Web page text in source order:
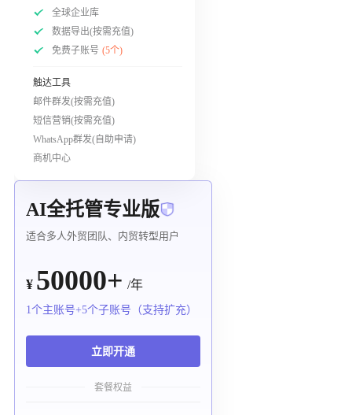
全球企业库
数据导出(按需充值)
免费子账号 (5个)
触达工具
邮件群发(按需充值)
短信营销(按需充值)
WhatsApp群发(自助申请)
商机中心
AI全托管专业版
适合多人外贸团队、内贸转型用户
¥ 50000+ /年
1个主账号+5个子账号（支持扩充）
立即开通
套餐权益